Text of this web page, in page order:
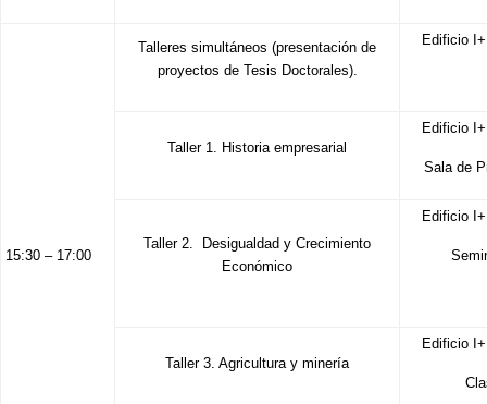
15:30 – 17:00
Talleres simultáneos (presentación de
proyectos de Tesis Doctorales).
Edificio
Taller 1. Historia empresarial
Edificio
Sala de
Taller 2. Desigualdad y Crecimiento
Económico
Edificio
Taller 3. Agricultura y minería
Edificio